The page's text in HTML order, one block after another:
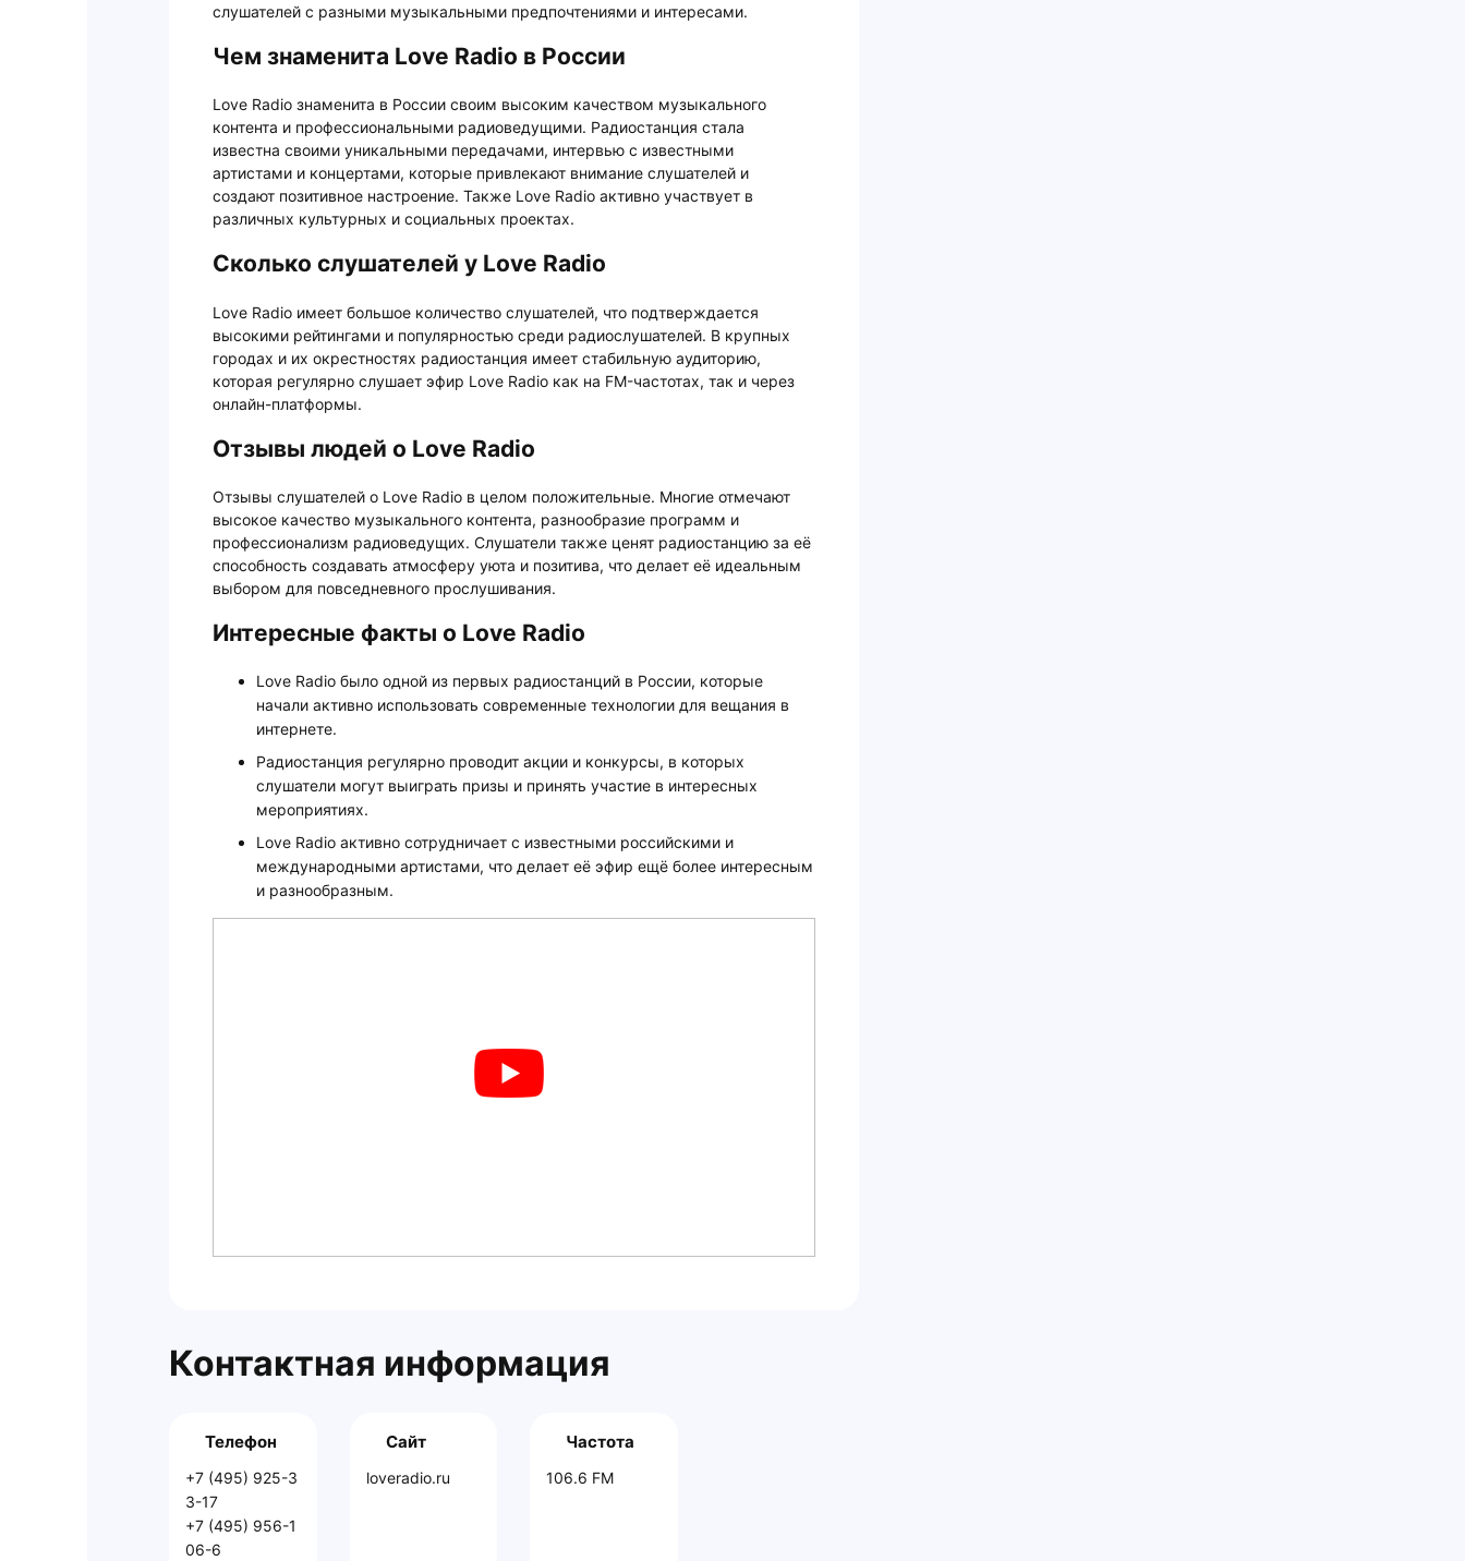
слушателей с разными музыкальными предпочтениями и интересами.
Чем знаменита Love Radio в России
Love Radio знаменита в России своим высоким качеством музыкального
контента и профессиональными радиоведущими. Радиостанция стала
известна своими уникальными передачами, интервью с известными
артистами и концертами, которые привлекают внимание слушателей и
создают позитивное настроение. Также Love Radio активно участвует в
различных культурных и социальных проектах.
Сколько слушателей у Love Radio
Love Radio имеет большое количество слушателей, что подтверждается
высокими рейтингами и популярностью среди радиослушателей. В крупных
городах и их окрестностях радиостанция имеет стабильную аудиторию,
которая регулярно слушает эфир Love Radio как на FM-частотах, так и через
онлайн-платформы.
Отзывы людей о Love Radio
Отзывы слушателей о Love Radio в целом положительные. Многие отмечают
высокое качество музыкального контента, разнообразие программ и
профессионализм радиоведущих. Слушатели также ценят радиостанцию за её
способность создавать атмосферу уюта и позитива, что делает её идеальным
выбором для повседневного прослушивания.
Интересные факты о Love Radio
Love Radio было одной из первых радиостанций в России, которые
начали активно использовать современные технологии для вещания в
интернете.
Радиостанция регулярно проводит акции и конкурсы, в которых
слушатели могут выиграть призы и принять участие в интересных
мероприятиях.
Love Radio активно сотрудничает с известными российскими и
международными артистами, что делает её эфир ещё более интересным
и разнообразным.
Контактная информация
Телефон
+7 (495) 925-3
3-17
+7 (495) 956-1
06-6
Сайт
loveradio.ru
Частота
106.6 FM